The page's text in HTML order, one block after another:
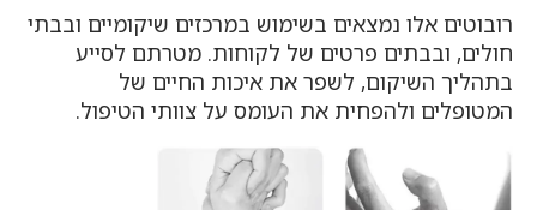
רובוטים אלו נמצאים בשימוש במרכזים שיקומיים ובבתי
חולים, ובבתים פרטים של לקוחות. מטרתם לסייע
בתהליך השיקום, לשפר את איכות החיים של
המטופלים ולהפחית את העומס על צוותי הטיפול.